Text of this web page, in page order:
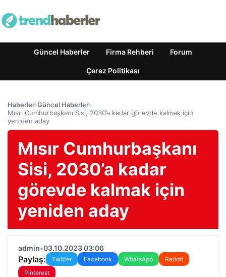
Güncel Haberler Firma Rehberi Forum
Çerez Politikası
Haberler›Güncel Haberler›
Mısır Cumhurbaşkanı Sisi, 2030’a kadar görevde kalmak için
yeniden aday
Mısır Cumhurbaşkanı
Sisi, 2030’a kadar
görevde kalmak için
yeniden aday
admin•03.10.2023 03:06
Paylaş: Twitter Facebook WhatsApp
Reddit
Pinterest